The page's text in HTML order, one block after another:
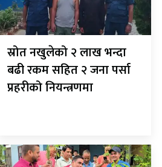
स्रोत नखुलेको २ लाख भन्दा
बढी रकम सहित २ जना पर्सा
प्रहरीको नियन्त्रणमा